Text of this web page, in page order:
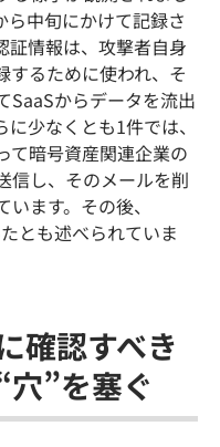
中旬にかけて記録さ
証情報は、攻撃者自身
するために使われ、そ
SaaSからデータを流出
少なくとも1件では、
て暗号資産関連企業の
信し、そのメールを削
ます。その後、
とも述べられていま
確認すべき
”を塞ぐ